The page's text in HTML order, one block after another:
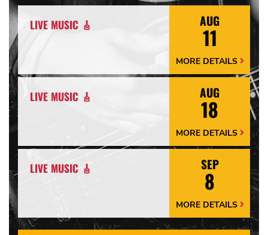
LIVE MUSIC 🎸 AUG
11
MORE DETAILS
More
Details
Arrow
LIVE MUSIC 🎸 AUG
18
MORE DETAILS
More
Details
Arrow
LIVE MUSIC 🎸 SEP
8
MORE DETAILS
More
Details
Arrow